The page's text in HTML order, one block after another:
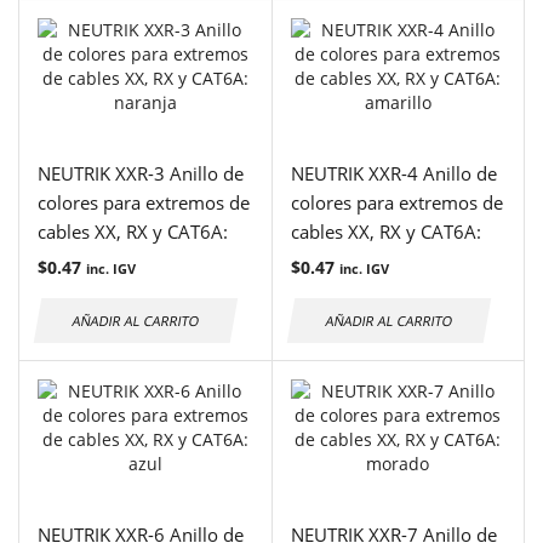
NEUTRIK XXR-3 Anillo de
colores para extremos de
cables XX, RX y CAT6A:
naranja
$0.47 inc. IGV
AÑADIR AL CARRITO
NEUTRIK XXR-4 Anillo de
colores para extremos de
cables XX, RX y CAT6A:
amarillo
$0.47 inc. IGV
AÑADIR AL CARRITO
NEUTRIK XXR-6 Anillo de
NEUTRIK XXR-7 Anillo de